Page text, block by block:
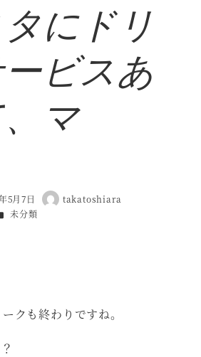
にドリ
ビスあ
マ
5月7日
著
takatoshiara
テゴリー
未分類
クも終わりですね。